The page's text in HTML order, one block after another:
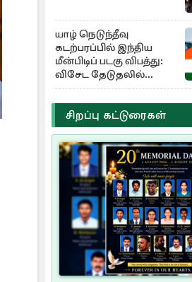
யாழ் நெடுந்தீவு
கடற்பரப்பில் இந்திய
மீன்பிடிப் படகு விபத்து:
விசேட தேடுதலில்
இலங்கை கடற்படை
சிறப்பு கட்டுரைகள்